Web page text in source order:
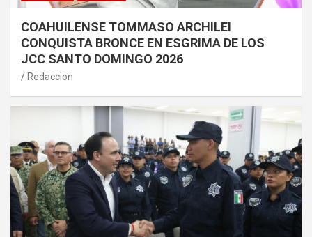
COAHUILENSE TOMMASO ARCHILEI
CONQUISTA BRONCE EN ESGRIMA DE LOS
JCC SANTO DOMINGO 2026
Redaccion